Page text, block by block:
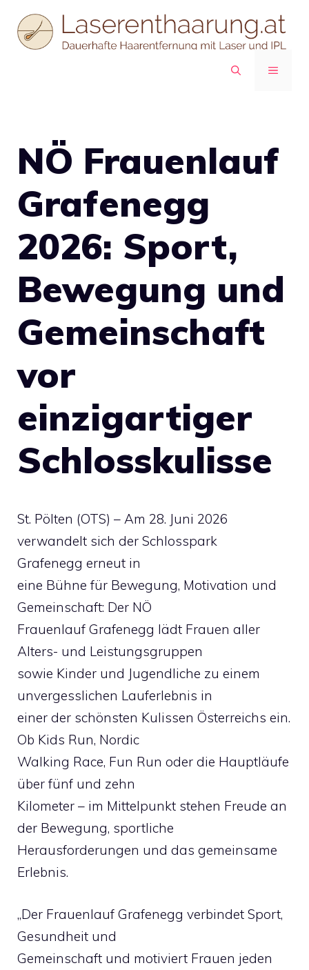
Inhalt
springen
MENÜ
NÖ Frauenlauf
Grafenegg
2026: Sport,
Bewegung und
Gemeinschaft
vor
einzigartiger
Schlosskulisse
St. Pölten (OTS) – Am 28. Juni 2026
verwandelt sich der Schlosspark
Grafenegg erneut in
eine Bühne für Bewegung, Motivation und
Gemeinschaft: Der NÖ
Frauenlauf Grafenegg lädt Frauen aller
Alters- und Leistungsgruppen
sowie Kinder und Jugendliche zu einem
unvergesslichen Lauferlebnis in
einer der schönsten Kulissen Österreichs ein.
Ob Kids Run, Nordic
Walking Race, Fun Run oder die Hauptläufe
über fünf und zehn
Kilometer – im Mittelpunkt stehen Freude an
der Bewegung, sportliche
Herausforderungen und das gemeinsame
Erlebnis.
„Der Frauenlauf Grafenegg verbindet Sport,
Gesundheit und
Gemeinschaft und motiviert Frauen jeden